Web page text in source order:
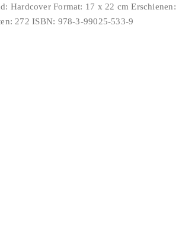
Hardcover Format: 17 x 22 cm Erschienen:
272 ISBN: 978-3-99025-533-9